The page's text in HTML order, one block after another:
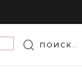
Search
for: